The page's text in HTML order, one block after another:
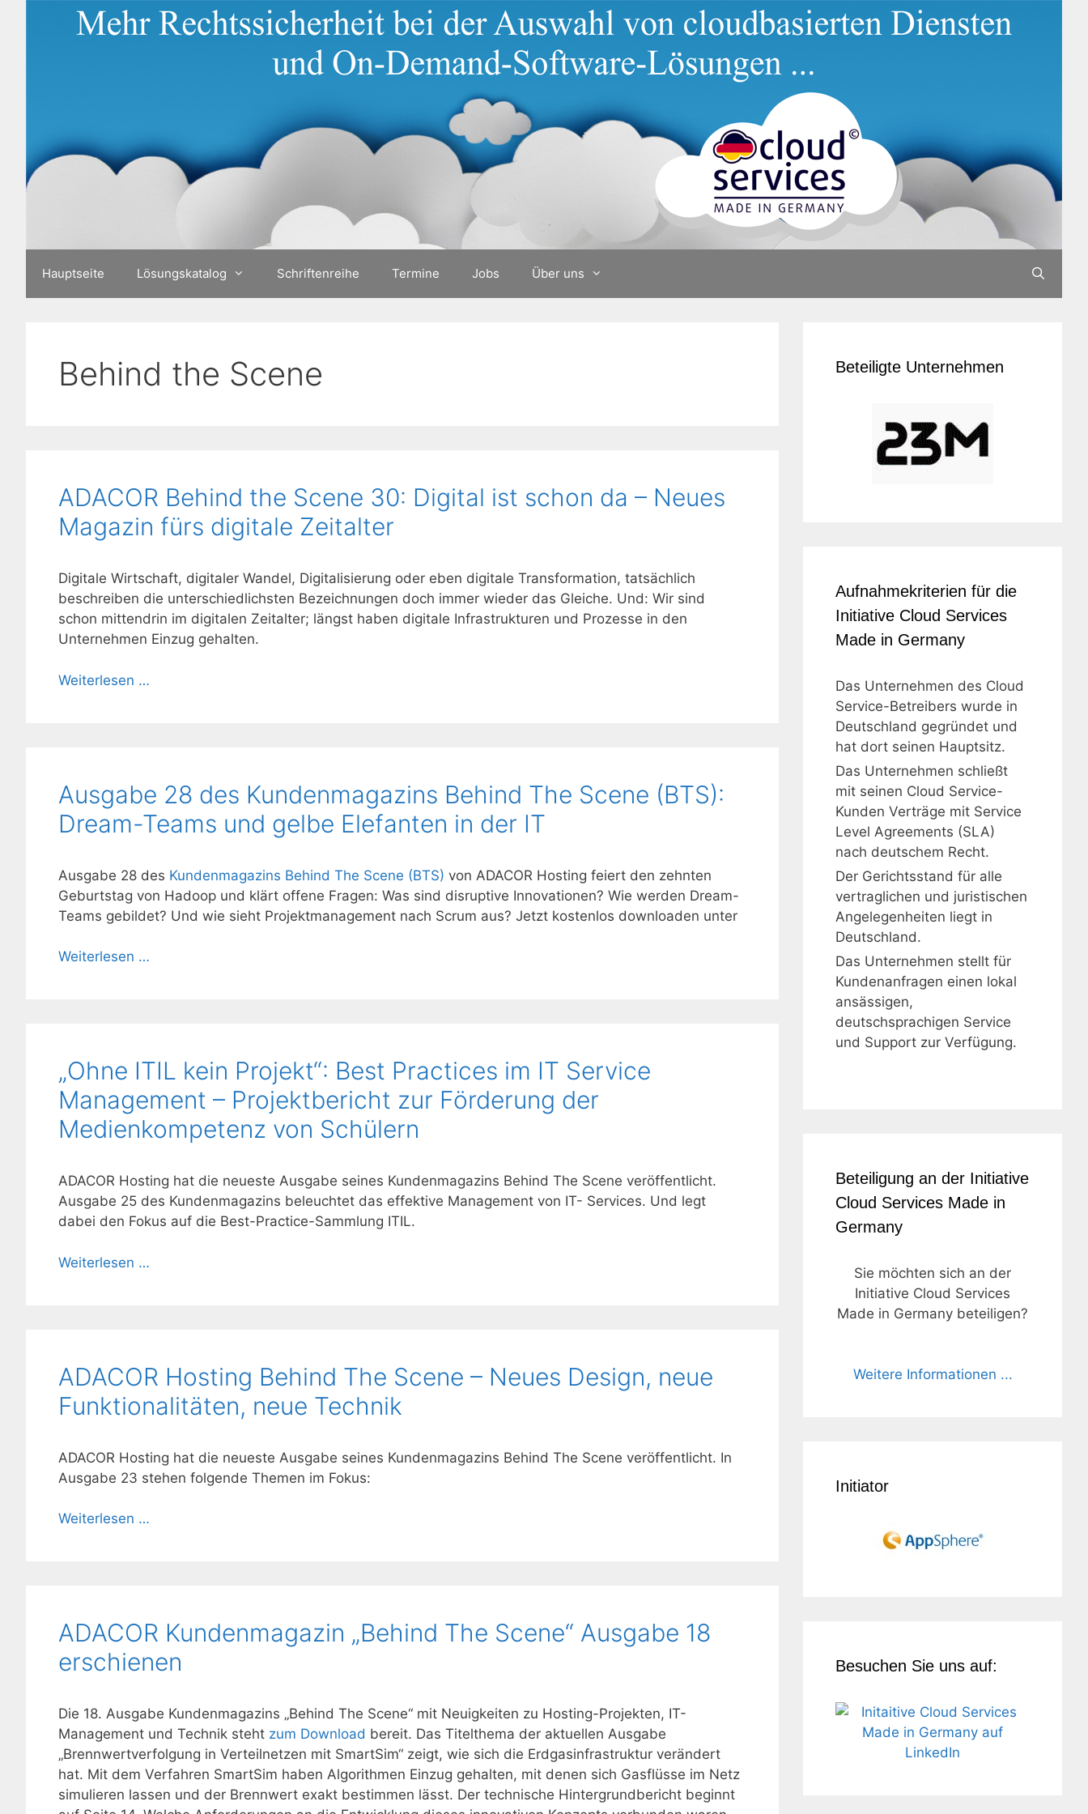
Hauptseite Lösungskatalog Schriftenreihe Termine Jobs Über uns
Behind the Scene
ADACOR Behind the Scene 30: Digital ist schon da – Neues
Magazin fürs digitale Zeitalter
Digitale Wirtschaft, digitaler Wandel, Digitalisierung oder eben digitale Transformation, tatsächlich
beschreiben die unterschiedlichsten Bezeichnungen doch immer wieder das Gleiche. Und: Wir sind
schon mittendrin im digitalen Zeitalter; längst haben digitale Infrastrukturen und Prozesse in den
Unternehmen Einzug gehalten.
Weiterlesen …
Ausgabe 28 des Kundenmagazins Behind The Scene (BTS):
Dream-Teams und gelbe Elefanten in der IT
Ausgabe 28 des Kundenmagazins Behind The Scene (BTS) von ADACOR Hosting feiert den zehnten
Geburtstag von Hadoop und klärt offene Fragen: Was sind disruptive Innovationen? Wie werden Dream-
Teams gebildet? Und wie sieht Projektmanagement nach Scrum aus? Jetzt kostenlos downloaden unter
Weiterlesen …
„Ohne ITIL kein Projekt“: Best Practices im IT Service
Management – Projektbericht zur Förderung der
Medienkompetenz von Schülern
ADACOR Hosting hat die neueste Ausgabe seines Kundenmagazins Behind The Scene veröffentlicht.
Ausgabe 25 des Kundenmagazins beleuchtet das effektive Management von IT- Services. Und legt
dabei den Fokus auf die Best-Practice-Sammlung ITIL.
Weiterlesen …
ADACOR Hosting Behind The Scene – Neues Design, neue
Funktionalitäten, neue Technik
ADACOR Hosting hat die neueste Ausgabe seines Kundenmagazins Behind The Scene veröffentlicht. In
Ausgabe 23 stehen folgende Themen im Fokus:
Weiterlesen …
ADACOR Kundenmagazin „Behind The Scene“ Ausgabe 18
erschienen
Die 18. Ausgabe Kundenmagazins „Behind The Scene“ mit Neuigkeiten zu Hosting-Projekten, IT-
Management und Technik steht zum Download bereit. Das Titelthema der aktuellen Ausgabe
„Brennwertverfolgung in Verteilnetzen mit SmartSim“ zeigt, wie sich die Erdgasinfrastruktur verändert
hat. Mit dem Verfahren SmartSim haben Algorithmen Einzug gehalten, mit denen sich Gasflüsse im Netz
simulieren lassen und der Brennwert exakt bestimmen lässt. Der technische Hintergrundbericht beginnt
Beteiligte Unternehmen
Aufnahmekriterien für die
Initiative Cloud Services
Made in Germany
Das Unternehmen des Cloud
Service-Betreibers wurde in
Deutschland gegründet und
hat dort seinen Hauptsitz.
Das Unternehmen schließt
mit seinen Cloud Service-
Kunden Verträge mit Service
Level Agreements (SLA)
nach deutschem Recht.
Der Gerichtsstand für alle
vertraglichen und juristischen
Angelegenheiten liegt in
Deutschland.
Das Unternehmen stellt für
Kundenanfragen einen lokal
ansässigen,
deutschsprachigen Service
und Support zur Verfügung.
Beteiligung an der Initiative
Cloud Services Made in
Germany
Sie möchten sich an der
Initiative Cloud Services
Made in Germany beteiligen?
Weitere Informationen ...
Initiator
Besuchen Sie uns auf: